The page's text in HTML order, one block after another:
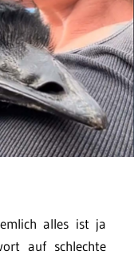
alles ist ja
auf schlechte